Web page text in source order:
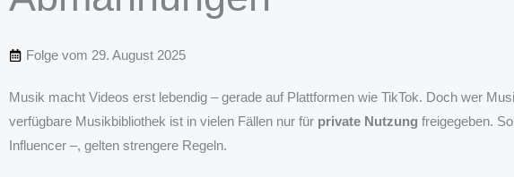
Folge vom 29. August 2025
Musik macht Videos erst lebendig – gerade auf Plattformen wie TikTok. Doch wer
verfügbare Musikbibliothek ist in vielen Fällen nur für private Nutzung freigegeben.
Influencer –, gelten strengere Regeln.